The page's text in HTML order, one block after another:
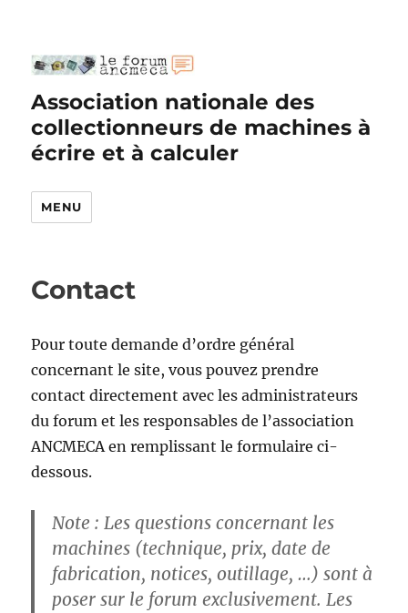
Association nationale des
collectionneurs de machines à
écrire et à calculer
MENU
Contact
Pour toute demande d’ordre général
concernant le site, vous pouvez prendre
contact directement avec les administrateurs
du forum et les responsables de l’association
ANCMECA en remplissant le formulaire ci-
dessous.
Note : Les questions concernant les
machines (technique, prix, date de
fabrication, notices, outillage, …) sont à
poser sur le forum exclusivement. Les